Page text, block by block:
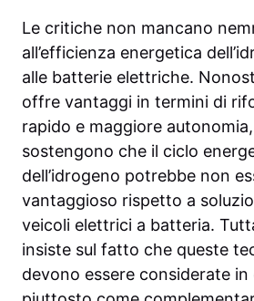
Le critiche non mancano
all’efficienza energetica
alle batterie elettriche.
offre vantaggi in termini di
rapido e maggiore
sostengono che il ciclo
dell’idrogeno potrebbe non
vantaggioso rispetto a
veicoli elettrici a batteria.
insiste sul fatto che queste
devono essere considerate